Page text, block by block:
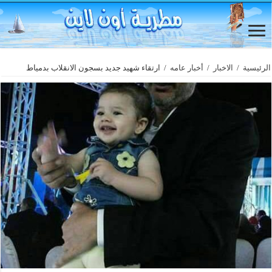
الرئيسية / الاخبار / أخبار عامه / ارتقاء شهيد جديد بسجون الانقلاب بدمياط